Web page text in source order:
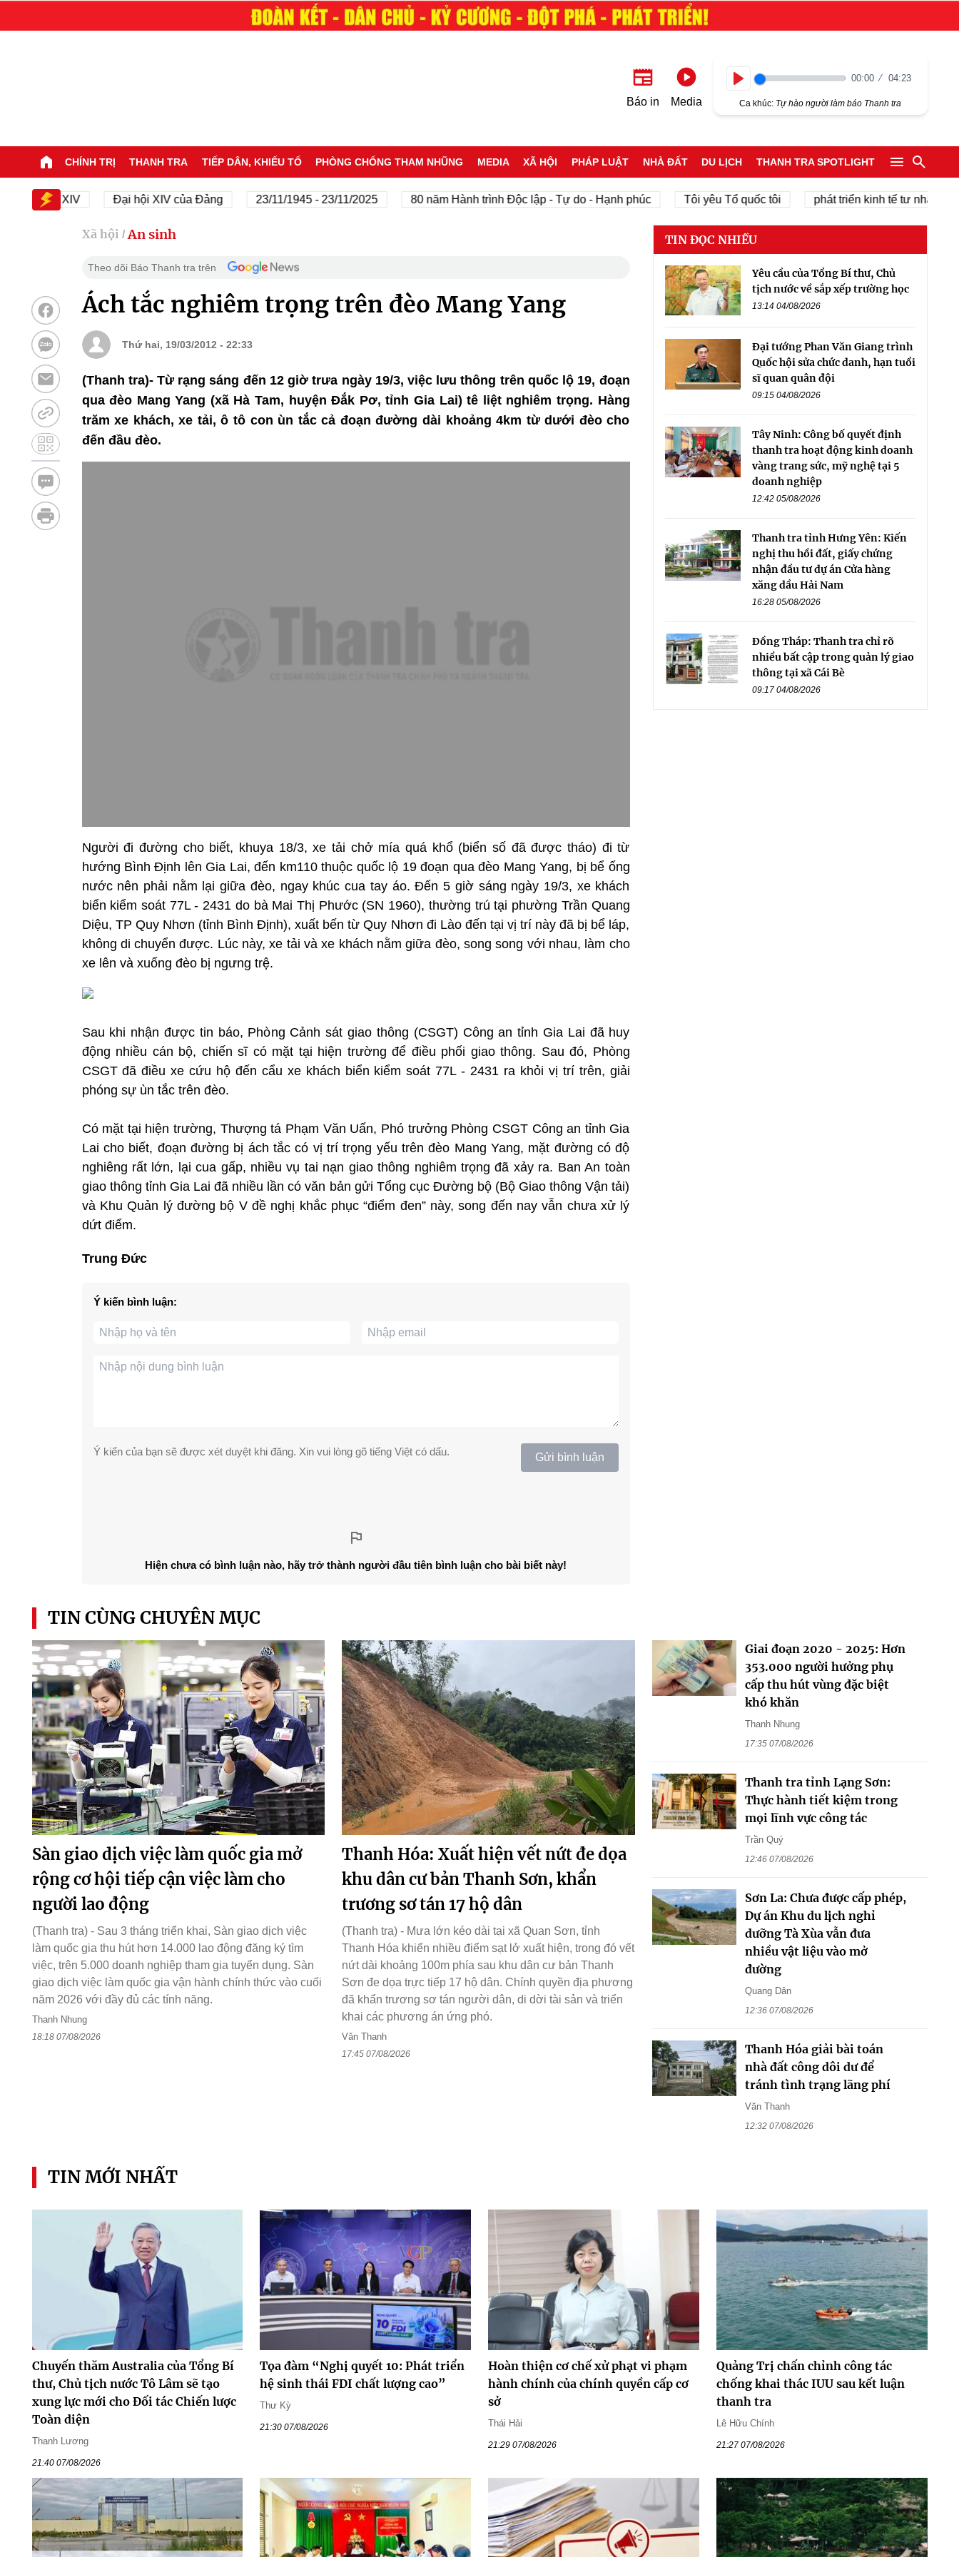
Báo in Media
00:00 04:23
Ca khúc: Tự hào người làm báo Thanh tra
CHÍNH TRỊ THANH TRA TIẾP DÂN, KHIẾU TỐ PHÒNG CHỐNG THAM NHŨNG MEDIA XÃ HỘI PHÁP LUẬT NHÀ ĐẤT DU LỊCH THANH TRA SPOTLIGHT
hội XIV Đại hội XIV của Đảng 23/11/1945 - 23/11/2025 80 năm Hành trình Độc lập - Tự do - Hạnh phúc Tôi yêu Tổ quốc tôi phát triển kinh tế tư nhân
Xã hội / An sinh
Theo dõi Báo Thanh tra trên
Ách tắc nghiêm trọng trên đèo Mang Yang
Thứ hai, 19/03/2012 - 22:33
(Thanh tra)- Từ rạng sáng đến 12 giờ trưa ngày 19/3, việc lưu thông trên quốc lộ 19, đoạn
qua đèo Mang Yang (xã Hà Tam, huyện Đắk Pơ, tỉnh Gia Lai) tê liệt nghiêm trọng. Hàng
trăm xe khách, xe tải, ô tô con ùn tắc cả đoạn đường dài khoảng 4km từ dưới đèo cho
đến đầu đèo.
Người đi đường cho biết, khuya 18/3, xe tải chở mía quá khổ (biển số đã được tháo) đi từ
hướng Bình Định lên Gia Lai, đến km110 thuộc quốc lộ 19 đoạn qua đèo Mang Yang, bị bể ống
nước nên phải nằm lại giữa đèo, ngay khúc cua tay áo. Đến 5 giờ sáng ngày 19/3, xe khách
biển kiểm soát 77L - 2431 do bà Mai Thị Phước (SN 1960), thường trú tại phường Trần Quang
Diệu, TP Quy Nhơn (tỉnh Bình Định), xuất bến từ Quy Nhơn đi Lào đến tại vị trí này đã bị bể láp,
không di chuyển được. Lúc này, xe tải và xe khách nằm giữa đèo, song song với nhau, làm cho
xe lên và xuống đèo bị ngưng trệ.
Sau khi nhận được tin báo, Phòng Cảnh sát giao thông (CSGT) Công an tỉnh Gia Lai đã huy
động nhiều cán bộ, chiến sĩ có mặt tại hiện trường để điều phối giao thông. Sau đó, Phòng
CSGT đã điều xe cứu hộ đến cẩu xe khách biển kiểm soát 77L - 2431 ra khỏi vị trí trên, giải
phóng sự ùn tắc trên đèo.
Có mặt tại hiện trường, Thượng tá Phạm Văn Uấn, Phó trưởng Phòng CSGT Công an tỉnh Gia
Lai cho biết, đoạn đường bị ách tắc có vị trí trọng yếu trên đèo Mang Yang, mặt đường có độ
nghiêng rất lớn, lại cua gấp, nhiều vụ tai nạn giao thông nghiêm trọng đã xảy ra. Ban An toàn
giao thông tỉnh Gia Lai đã nhiều lần có văn bản gửi Tổng cục Đường bộ (Bộ Giao thông Vận tải)
và Khu Quản lý đường bộ V đề nghị khắc phục “điểm đen” này, song đến nay vẫn chưa xử lý
dứt điểm.
Trung Đức
Ý kiến bình luận:
Ý kiến của bạn sẽ được xét duyệt khi đăng. Xin vui lòng gõ tiếng Việt có dấu. Gửi bình luận
Hiện chưa có bình luận nào, hãy trở thành người đầu tiên bình luận cho bài biết này!
TIN ĐỌC NHIỀU
Yêu cầu của Tổng Bí thư, Chủ
tịch nước về sắp xếp trường học
13:14 04/08/2026
Đại tướng Phan Văn Giang trình
Quốc hội sửa chức danh, hạn tuổi
sĩ quan quân đội
09:15 04/08/2026
Tây Ninh: Công bố quyết định
thanh tra hoạt động kinh doanh
vàng trang sức, mỹ nghệ tại 5
doanh nghiệp
12:42 05/08/2026
Thanh tra tỉnh Hưng Yên: Kiến
nghị thu hồi đất, giấy chứng
nhận đầu tư dự án Cửa hàng
xăng dầu Hải Nam
16:28 05/08/2026
Đồng Tháp: Thanh tra chỉ rõ
nhiều bất cập trong quản lý giao
thông tại xã Cái Bè
09:17 04/08/2026
TIN CÙNG CHUYÊN MỤC
Sàn giao dịch việc làm quốc gia mở
rộng cơ hội tiếp cận việc làm cho
người lao động
(Thanh tra) - Sau 3 tháng triển khai, Sàn giao dịch việc
làm quốc gia thu hút hơn 14.000 lao động đăng ký tìm
việc, trên 5.000 doanh nghiệp tham gia tuyển dụng. Sàn
giao dịch việc làm quốc gia vận hành chính thức vào cuối
năm 2026 với đầy đủ các tính năng.
Thanh Nhung
18:18 07/08/2026
Thanh Hóa: Xuất hiện vết nứt đe dọa
khu dân cư bản Thanh Sơn, khẩn
trương sơ tán 17 hộ dân
(Thanh tra) - Mưa lớn kéo dài tại xã Quan Sơn, tỉnh
Thanh Hóa khiến nhiều điểm sạt lở xuất hiện, trong đó vết
nứt dài khoảng 100m phía sau khu dân cư bản Thanh
Sơn đe dọa trực tiếp 17 hộ dân. Chính quyền địa phương
đã khẩn trương sơ tán người dân, di dời tài sản và triển
khai các phương án ứng phó.
Văn Thanh
17:45 07/08/2026
Giai đoạn 2020 - 2025: Hơn
353.000 người hưởng phụ
cấp thu hút vùng đặc biệt
khó khăn
Thanh Nhung
17:35 07/08/2026
Thanh tra tỉnh Lạng Sơn:
Thực hành tiết kiệm trong
mọi lĩnh vực công tác
Trần Quý
12:46 07/08/2026
Sơn La: Chưa được cấp phép,
Dự án Khu du lịch nghỉ
dưỡng Tà Xùa vẫn đưa
nhiều vật liệu vào mở
đường
Quang Dân
12:36 07/08/2026
Thanh Hóa giải bài toán
nhà đất công dôi dư để
tránh tình trạng lãng phí
Văn Thanh
12:32 07/08/2026
TIN MỚI NHẤT
Chuyến thăm Australia của Tổng Bí
thư, Chủ tịch nước Tô Lâm sẽ tạo
xung lực mới cho Đối tác Chiến lược
Toàn diện
Thanh Lương
21:40 07/08/2026
Tọa đàm “Nghị quyết 10: Phát triển
hệ sinh thái FDI chất lượng cao”
Thư Kỳ
21:30 07/08/2026
Hoàn thiện cơ chế xử phạt vi phạm
hành chính của chính quyền cấp cơ
sở
Thái Hải
21:29 07/08/2026
Quảng Trị chấn chỉnh công tác
chống khai thác IUU sau kết luận
thanh tra
Lê Hữu Chính
21:27 07/08/2026